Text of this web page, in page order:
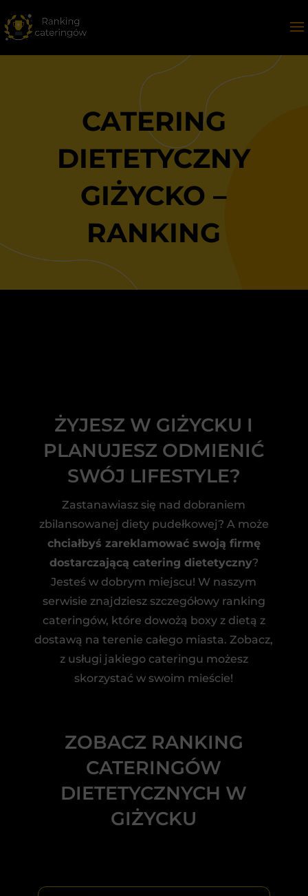
CATERING
DIETETYCZNY
GIŻYCKO –
RANKING
ŻYJESZ W GIŻYCKU I
PLANUJESZ ODMIENIĆ
SWÓJ LIFESTYLE?
Zastanawiasz się nad dobraniem
zbilansowanej diety pudełkowej? A może
chciałbyś zareklamować swoją firmę
dostarczającą catering dietetyczny?
Jesteś w dobrym miejscu! W naszym
serwisie znajdziesz szczegółowy ranking
cateringów, które dowożą boxy z dietą z
dostawą na terenie całego miasta. Zobacz,
z usługi jakiego cateringu możesz
skorzystać w swoim mieście!
ZOBACZ RANKING
CATERINGÓW
DIETETYCZNYCH W
GIŻYCKU